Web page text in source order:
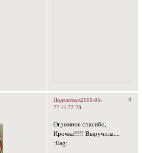
Поделиться 4
2009-05-
22 11:22:28
Огромное спасибо,
Ирочка!!!!! Выручила....
:flag: